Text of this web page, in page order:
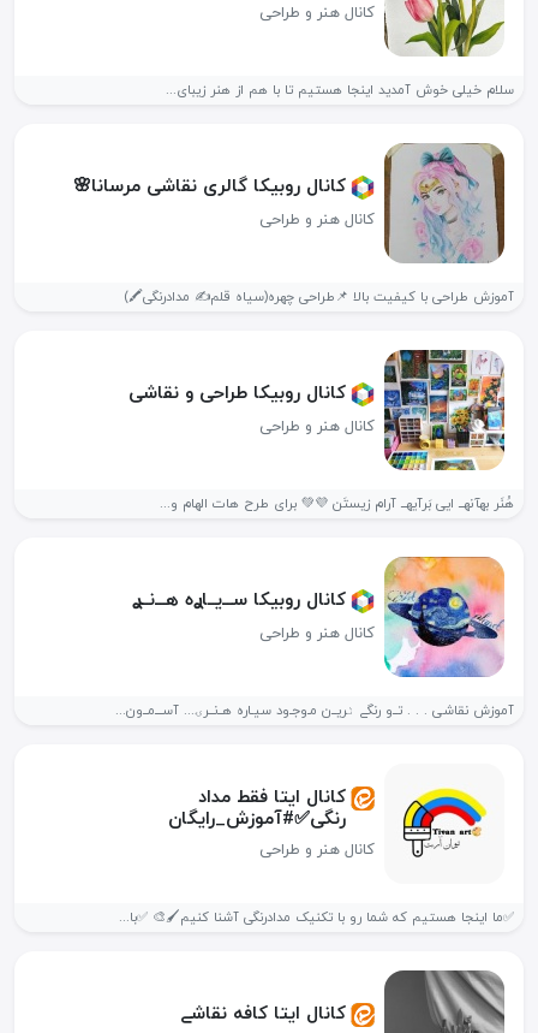
کانال هنر و طراحی
سلام خیلی خوش آمدید اینجا هستیم تا با هم از هنر زیبای...
کانال روبیکا گالری نقاشی مرسانا🌸
کانال هنر و طراحی
آموزش طراحی با کیفیت بالا 📌طراحی چهره(سیاه قلم⁦✍️⁩ مدادرنگی⁦🖍️⁩)
کانال روبیکا طراحی و نقاشی
کانال هنر و طراحی
هُنَر بهآنه‍ــ ایی بَرآیه‍ــ آرام زیستَن 💜💚 برای طرح هات الهام و...
کانال روبیکا ســـ‌یــاࢪه هـــ‌نــࢪ
کانال هنر و طراحی
آموزش نقاشی . . . تــ‌و رنگے ٺریــ‌ن مـ‌وجـ‌ود سیـاره هــ‌نــرۍ... آســـ‌مــ‌ون...
کانال ایتا فقط مداد
رنگی✅#آموزش_رایگان
کانال هنر و طراحی
✅️ما اینجا هستیم که شما رو با تکنیک مدادرنگی آشنا کنیم🖌🎨 ✅️با...
کانال ایتا کافه نقاشے